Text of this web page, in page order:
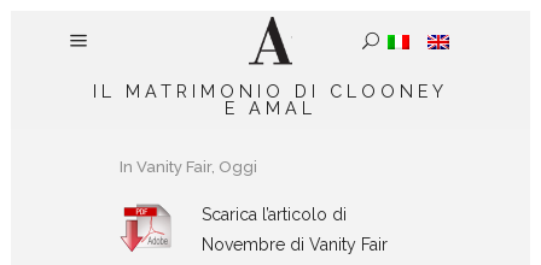
IL MATRIMONIO DI CLOONEY
E AMAL
In Vanity Fair, Oggi
Scarica l’articolo di
Novembre di Vanity Fair